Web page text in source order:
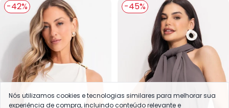
-42%
-45%
Nós utilizamos cookies e tecnologias similares para melhorar sua
experiência de compra, incluindo conteúdo relevante e